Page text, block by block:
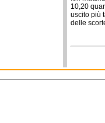
10,20
uscito più
delle